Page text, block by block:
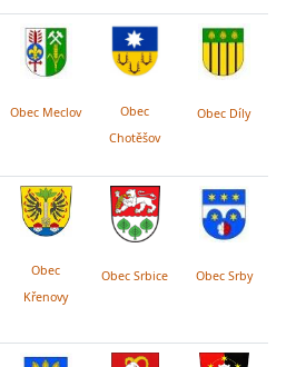
Obec Meclov
Obec
Chotěšov
Obec Díly
Obec
Křenovy
Obec Srbice Obec Srby